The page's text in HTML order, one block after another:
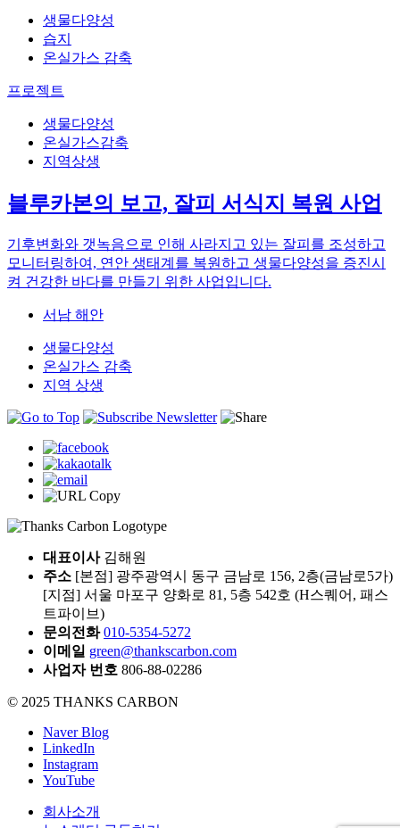
생물다양성
습지
온실가스 감축
프로젝트
생물다양성
온실가스감축
지역상생
블루카본의 보고, 잘피 서식지 복원 사업
기후변화와 갯녹음으로 인해 사라지고 있는 잘피를 조성하고
모니터링하여, 연안 생태계를 복원하고 생물다양성을 증진시
켜 건강한 바다를 만들기 위한 사업입니다.
서남 해안
생물다양성
온실가스 감축
지역 상생
대표이사김해원
주소 [본점] 광주광역시 동구 금남로 156, 2층(금남로5가)
[지점] 서울 마포구 양화로 81, 5층 542호 (H스퀘어, 패스
트파이브)
문의전화 010-5354-5272
이메일 green@thankscarbon.com
사업자 번호 806-88-02286
© 2025 THANKS CARBON
Naver Blog
LinkedIn
Instagram
YouTube
회사소개